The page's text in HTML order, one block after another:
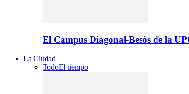
El Campus Diagonal-Besòs de la
La Ciudad
TodoEl tiempo